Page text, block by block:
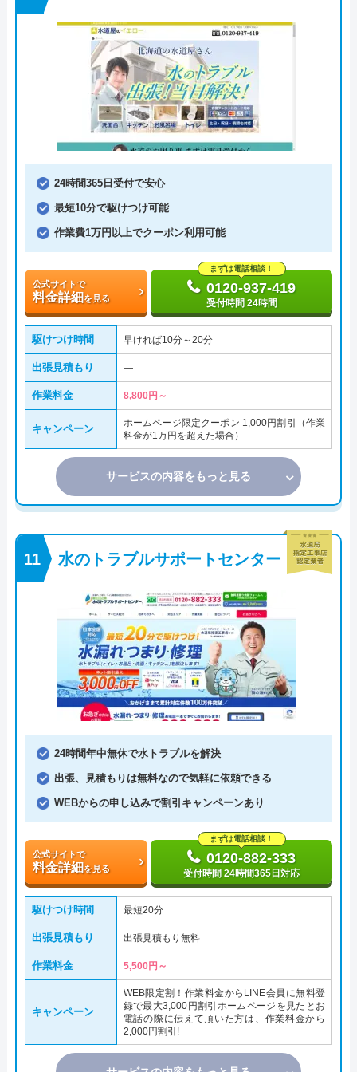
24時間365日受付で安心
最短10分で駆けつけ可能
作業費1万円以上でクーポン利用可能
公式サイトで
料金詳細を見る
まずは電話相談！
0120-937-419
受付時間 24時間
駆けつけ時間 早ければ10分～20分
出張見積もり ―
作業料金 8,800円～
キャンペーン
ホームページ限定クーポン 1,000円割引（作業
料金が1万円を超えた場合）
サービスの内容をもっと見る
水のトラブルサポートセンター
24時間年中無休で水トラブルを解決
出張、見積もりは無料なので気軽に依頼できる
WEBからの申し込みで割引キャンペーンあり
公式サイトで
料金詳細を見る
まずは電話相談！
0120-882-333
受付時間 24時間365日対応
駆けつけ時間 最短20分
出張見積もり 出張見積もり無料
作業料金 5,500円～
キャンペーン
WEB限定割！作業料金からLINE会員に無料登
録で最大3,000円割引ホームページを見たとお
電話の際に伝えて頂いた方は、作業料金から
2,000円割引!